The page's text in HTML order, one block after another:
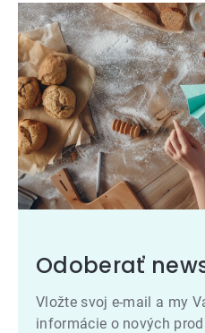
Odoberať
Vložte svoj e-mail a my
informácie o nových